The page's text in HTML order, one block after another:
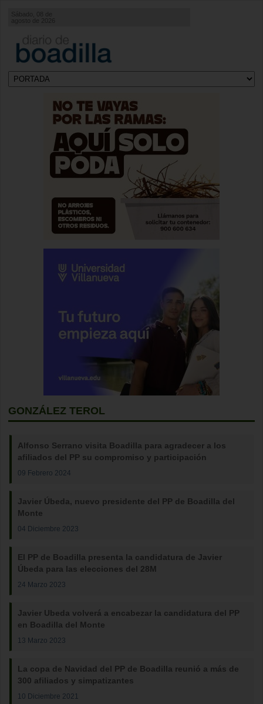
Sábado, 08 de
agosto de 2026
GONZÁLEZ TEROL
Alfonso Serrano visita Boadilla para agradecer a los
afiliados del PP su compromiso y participación
09 Febrero 2024
Javier Úbeda, nuevo presidente del PP de Boadilla del
Monte
04 Diciembre 2023
El PP de Boadilla presenta la candidatura de Javier
Úbeda para las elecciones del 28M
24 Marzo 2023
Javier Ubeda volverá a encabezar la candidatura del PP
en Boadilla del Monte
13 Marzo 2023
La copa de Navidad del PP de Boadilla reunió a más de
300 afiliados y simpatizantes
10 Diciembre 2021